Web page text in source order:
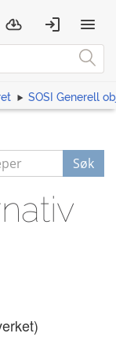
SOSI Generell
Søk